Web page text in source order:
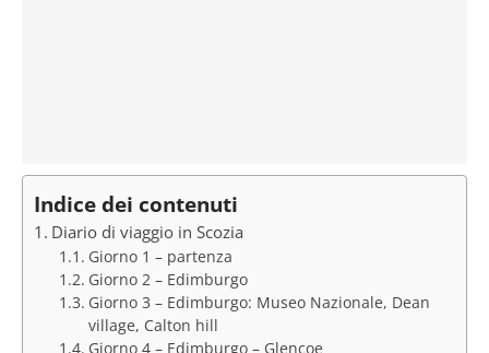
Indice dei contenuti
Diario di viaggio in Scozia
Giorno 1 – partenza
Giorno 2 – Edimburgo
Giorno 3 – Edimburgo: Museo Nazionale, Dean
village, Calton hill
Giorno 4 – Edimburgo – Glencoe